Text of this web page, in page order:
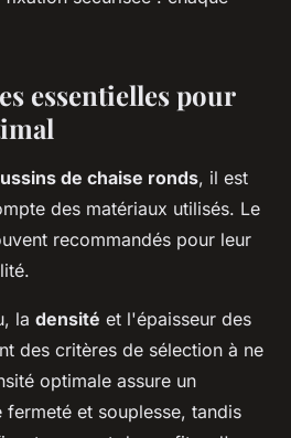
essentielles pour
de chaise ronds, il est
des matériaux utilisés. Le
recommandés pour leur
la densité et l'épaisseur des
des critères de sélection à ne
optimale assure un
et souplesse, tandis